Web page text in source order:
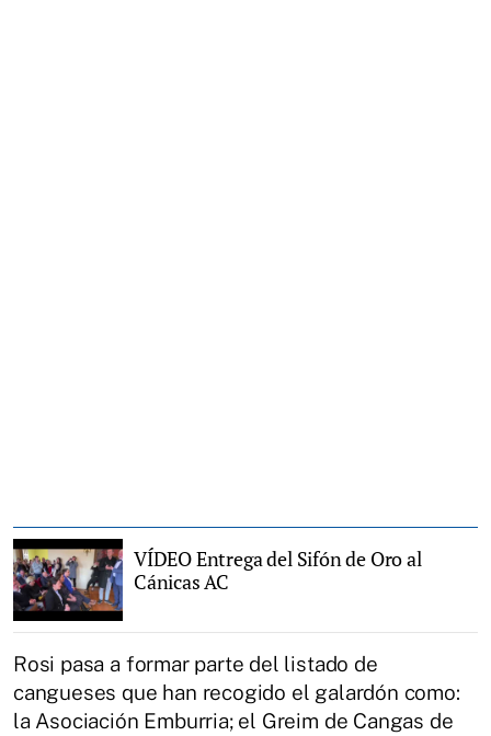
VÍDEO Entrega del Sifón de Oro al
Cánicas AC
Rosi pasa a formar parte del listado de
cangueses que han recogido el galardón como:
la Asociación Emburria; el Greim de Cangas de